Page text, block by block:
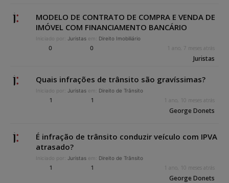
MODELO DE CONTRATO DE COMPRA E VENDA DE
IMÓVEL COM FINANCIAMENTO BANCÁRIO
Iniciado por: Juristas em: Direito Imobiliário
0 0 1 ano, 7 meses atrás
Juristas
Quais infrações de trânsito são gravíssimas?
Iniciado por: Juristas em: Direito de Trânsito
1 1 1 ano, 10 meses atrás
George Donets
É infração de trânsito conduzir veículo com IPVA
atrasado?
Iniciado por: Juristas em: Direito de Trânsito
1 1 1 ano, 10 meses atrás
George Donets